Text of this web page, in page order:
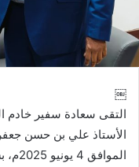
￼
التقى سعادة سفير خادم